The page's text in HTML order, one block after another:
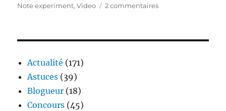
Note experiment,Video 2 commentairessur
Actualité (171)
Astuces (39)
Blogueur (18)
Concours (45)